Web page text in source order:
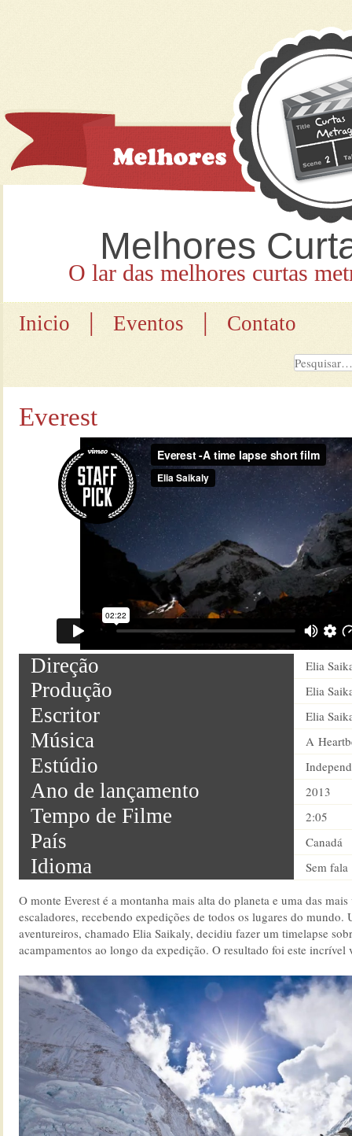
Melhores
O lar das melhores curtas
Inicio | Eventos | Contato
Everest
Direção Elia
Produção Elia
Escritor Elia
Música A
Estúdio
Ano de lançamento 2013
Tempo de Filme 2:05
País Canadá
Idioma Sem fala
O monte Everest é a montanha mais alta do planeta e uma das
escaladores, recebendo expedições de todos os lugares do mundo.
aventureiros, chamado Elia Saikaly, decidiu fazer um timelapse
acampamentos ao longo da expedição. O resultado foi este incrível